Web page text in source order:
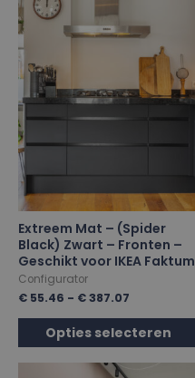
Extreem Mat – (Spider
Black) Zwart – Fronten –
Geschikt voor IKEA Faktum
Configurator
€ 55.46 - €387.07
Opties selecteren